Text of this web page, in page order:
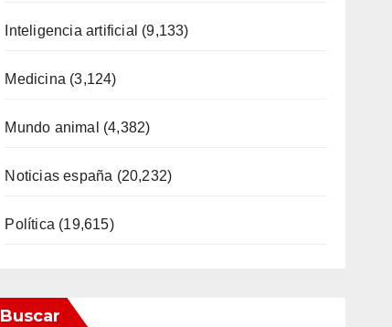
Inteligencia artificial (9,133)
Medicina (3,124)
Mundo animal (4,382)
Noticias españa (20,232)
Política (19,615)
Buscar